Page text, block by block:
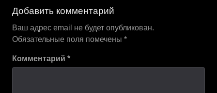
записям
Добавить комментарий
Ваш адрес email не будет опубликован.
Обязательные поля помечены *
Комментарий *